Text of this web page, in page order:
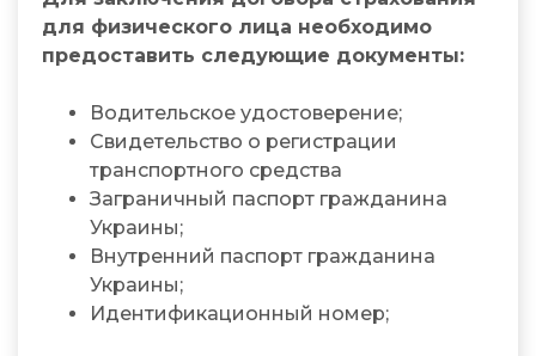
для физического лица необходимо
предоставить следующие документы:
Водительское удостоверение;
Свидетельство о регистрации
транспортного средства
Заграничный паспорт гражданина
Украины;
Внутренний паспорт гражданина
Украины;
Идентификационный номер;